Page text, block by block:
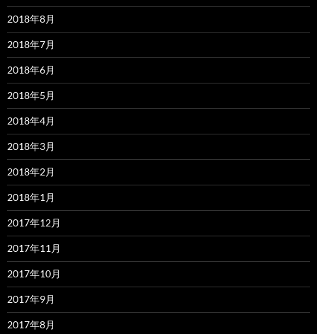
2018年8月
2018年7月
2018年6月
2018年5月
2018年4月
2018年3月
2018年2月
2018年1月
2017年12月
2017年11月
2017年10月
2017年9月
2017年8月